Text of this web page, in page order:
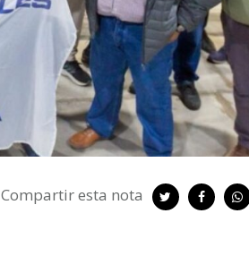
Compartir esta nota